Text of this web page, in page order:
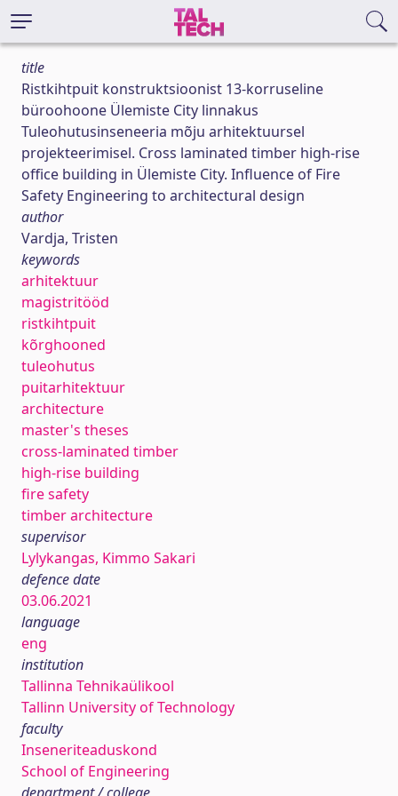
title
Ristkihtpuit konstruktsioonist 13-korruseline
büroohoone Ülemiste City linnakus
Tuleohutusinseneeria mõju arhitektuursel
projekteerimisel. Cross laminated timber high-rise
office building in Ülemiste City. Influence of Fire
Safety Engineering to architectural design
author
Vardja, Tristen
keywords
arhitektuur
magistritööd
ristkihtpuit
kõrghooned
tuleohutus
puitarhitektuur
architecture
master's theses
cross-laminated timber
high-rise building
fire safety
timber architecture
supervisor
Lylykangas, Kimmo Sakari
defence date
03.06.2021
language
eng
institution
Tallinna Tehnikaülikool
Tallinn University of Technology
faculty
Inseneriteaduskond
School of Engineering